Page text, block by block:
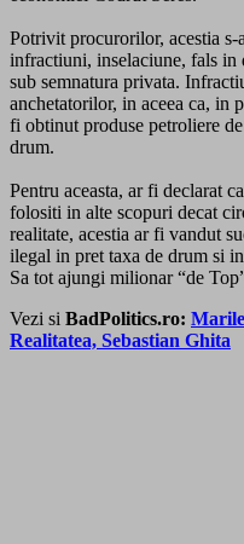
Potrivit procurorilor, acestia
infractiuni, inselaciune, fals in
sub semnatura privata.
anchetatorilor, in aceea ca, in
fi obtinut produse petroliere
drum.
Pentru aceasta, ar fi declarat
folositi in alte scopuri decat
realitate, acestia ar fi vandut
ilegal in pret taxa de drum si
Sa tot ajungi milionar “de
Vezi si BadPolitics.ro:
Realitatea, Sebastian Ghita